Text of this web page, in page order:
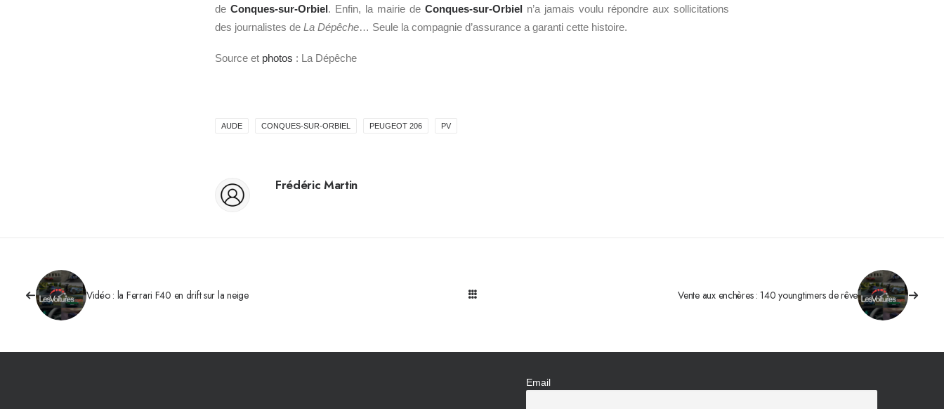
de Conques-sur-Orbiel. Enfin, la mairie de Conques-sur-Orbiel n’a jamais voulu répondre aux sollicitations
des journalistes de La Dépêche… Seule la compagnie d’assurance a garanti cette histoire.
Source et photos : La Dépêche
AUDE CONQUES-SUR-ORBIEL PEUGEOT 206 PV
Frédéric Martin
Vidéo : la Ferrari F40 en drift sur la neige Vente aux enchères : 140 youngtimers de rêve
Email